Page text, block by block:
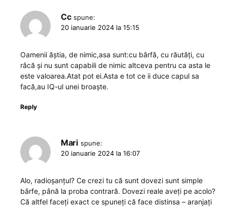
Cc spune:
20 ianuarie 2024 la 15:15
Oamenii ăștia, de nimic,asa sunt:cu bârfă, cu răutăți, cu
râcă și nu sunt capabili de nimic altceva pentru ca asta le
este valoarea.Atat pot ei.Asta e tot ce ii duce capul sa
facă,au IQ-ul unei broaște.
Reply
Mari spune:
20 ianuarie 2024 la 16:07
Alo, radioșanțul? Ce crezi tu că sunt dovezi sunt simple
bârfe, până la proba contrară. Dovezi reale aveți pe acolo?
Că altfel faceți exact ce spuneți că face distinsa – aranjați